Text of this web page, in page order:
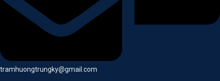
tramhuongtrungky@gmail.com